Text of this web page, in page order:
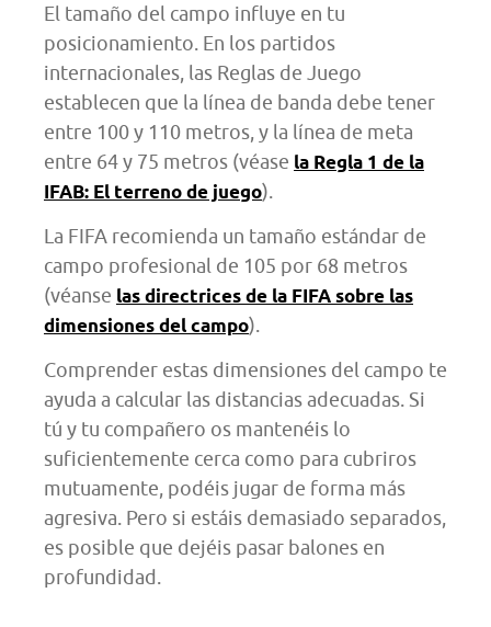
El tamaño del campo influye en tu
posicionamiento. En los partidos
internacionales, las Reglas de Juego
establecen que la línea de banda debe tener
entre 100 y 110 metros, y la línea de meta
entre 64 y 75 metros (véase la Regla 1 de la
IFAB: El terreno de juego).
La FIFA recomienda un tamaño estándar de
campo profesional de 105 por 68 metros
(véanse las directrices de la FIFA sobre las
dimensiones del campo).
Comprender estas dimensiones del campo te
ayuda a calcular las distancias adecuadas. Si
tú y tu compañero os mantenéis lo
suficientemente cerca como para cubriros
mutuamente, podéis jugar de forma más
agresiva. Pero si estáis demasiado separados,
es posible que dejéis pasar balones en
profundidad.